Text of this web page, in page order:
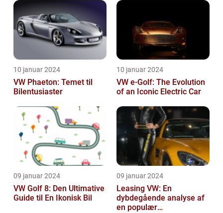
10 januar 2024
VW Phaeton: Temet til
Bilentusiaster
10 januar 2024
VW e-Golf: The Evolution
of an Iconic Electric Car
09 januar 2024
VW Golf 8: Den Ultimative
Guide til En Ikonisk Bil
09 januar 2024
Leasing VW: En
dybdegående analyse af
en populær